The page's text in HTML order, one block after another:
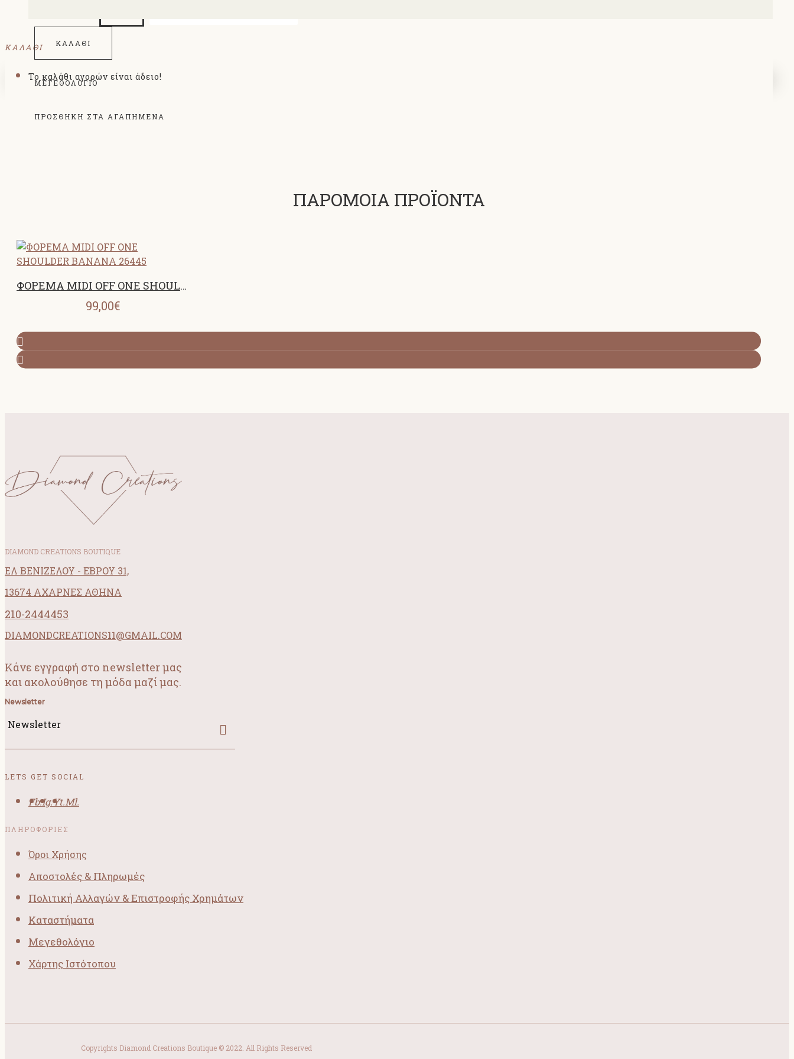
ΚΑΛΑΘΙ
Το καλάθι αγορών είναι άδειο!
ΚΑΛΆΘΙ
ΜΕΓΕΘΟΛΌΓΙΟ
ΠΡΟΣΘΗΚΗ ΣΤΑ ΑΓΑΠΗΜΕΝΑ
ΠΑΡΟΜΟΙΑ ΠΡΟΪΟΝΤΑ
ΦΟΡΕΜΑ MIDI OFF ONE SHOULDER BANANA 26445
99,00€
DIAMOND CREATIONS BOUTIQUE
ΕΛ ΒΕΝΙΖΕΛΟΥ - ΕΒΡΟΥ 31,
13674 ΑΧΑΡΝΕΣ ΑΘΗΝΑ
210-2444453
DIAMONDCREATIONS11@GMAIL.COM
Κάνε εγγραφή στο newsletter μας
και ακολούθησε τη μόδα μαζί μας.
Newsletter
Newsletter
LETS GET SOCIAL
Fb.Ig.Yt.Ml.
ΠΛΗΡΟΦΟΡΙΕΣ
Όροι Χρήσης
Αποστολές & Πληρωμές
Πολιτική Αλλαγών & Επιστροφής Χρημάτων
Καταστήματα
Μεγεθολόγιο
Χάρτης Ιστότοπου
Copyrights Diamond Creations Boutique © 2022. All Rights Reserved